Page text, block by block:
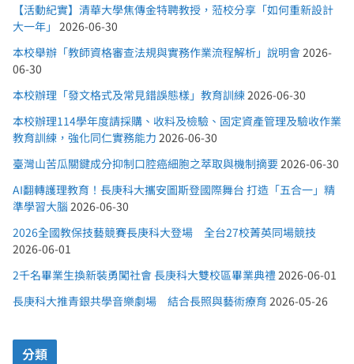
【活動紀實】清華大學焦傳金特聘教授，蒞校分享「如何重新設計
大一年」
2026-06-30
本校舉辦「教師資格審查法規與實務作業流程解析」說明會 2026-
06-30
本校辦理「發文格式及常見錯誤態樣」教育訓練 2026-06-30
本校辦理114學年度請採購、收料及檢驗、固定資產管理及驗收作業
教育訓練，強化同仁實務能力 2026-06-30
臺灣山苦瓜關鍵成分抑制口腔癌細胞之萃取與機制摘要 2026-06-30
AI翻轉護理教育！長庚科大攜安圖斯登國際舞台 打造「五合一」精
準學習大腦 2026-06-30
2026全國教保技藝競賽長庚科大登場 全台27校菁英同場競技
2026-06-01
2千名畢業生換新裝勇闖社會 長庚科大雙校區畢業典禮 2026-06-01
長庚科大推青銀共學音樂劇場 結合長照與藝術療育 2026-05-26
分類